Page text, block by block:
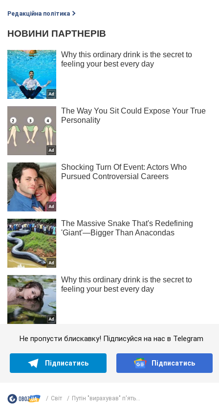
Редакційна політика
Не пропусти блискавку! Підписуйся на нас в Telegram
Підписатись Підписатись
Світ Путін "вирахував" п'ять...